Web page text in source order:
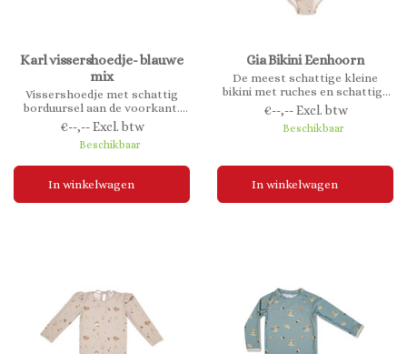
Karl vissershoedje- blauwe
mix
Vissershoedje met schattig
borduursel aan de voorkant.
Gemaakt van 100% biologisch
katoen.
€--,-- Excl. btw
Beschikbaar
In winkelwagen
Gia Bikini Eenhoorn
De meest schattige kleine
bikini met ruches en schattige
print. De bikini is gemaakt van
gerecycled polyester met UV-
bescherming 50+, wat de
€--,-- Excl. btw
Beschikbaar
In winkelwagen